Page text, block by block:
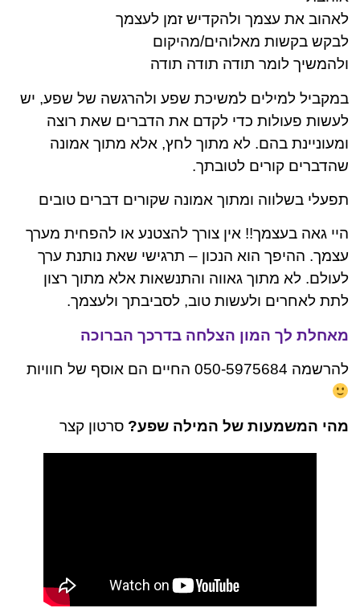
לאהוב את עצמך ולהקדיש זמן לעצמך
לבקש בקשות מאלוהים/מהיקום
ולהמשיך לומר תודה תודה תודה
במקביל למילים למשיכת שפע ולהרגשה של שפע, יש
לעשות פעולות כדי לקדם את הדברים שאת רוצה
ומעוניינת בהם. לא מתוך לחץ, אלא מתוך אמונה
שהדברים קורים לטובתך.
תפעלי בשלווה ומתוך אמונה שקורים דברים טובים
היי גאה בעצמך!! אין צורך להצטנע או להפחית מערך
עצמך. ההיפך הוא הנכון – תרגישי שאת נותנת ערך
לעולם. לא מתוך גאווה והתנשאות אלא מתוך רצון
לתת לאחרים ולעשות טוב, לסביבתך ולעצמך.
מאחלת לך המון הצלחה בדרכך הברוכה
להרשמה 050-5975684 החיים הם אוסף של חוויות
מהי המשמעות של המילה שפע? סרטון קצר